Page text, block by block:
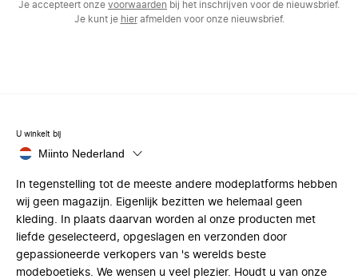
Je accepteert onze voorwaarden bij het inschrijven voor de nieuwsbrief.
Je kunt je hierafmelden voor onze nieuwsbrief.
U winkelt bij
Miinto Nederland
In tegenstelling tot de meeste andere modeplatforms hebben
wij geen magazijn. Eigenlijk bezitten we helemaal geen
kleding. In plaats daarvan worden al onze producten met
liefde geselecteerd, opgeslagen en verzonden door
gepassioneerde verkopers van 's werelds beste
modeboetieks. We wensen u veel plezier. Houdt u van onze